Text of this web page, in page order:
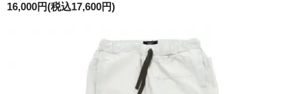
16,000円(税込17,600円)